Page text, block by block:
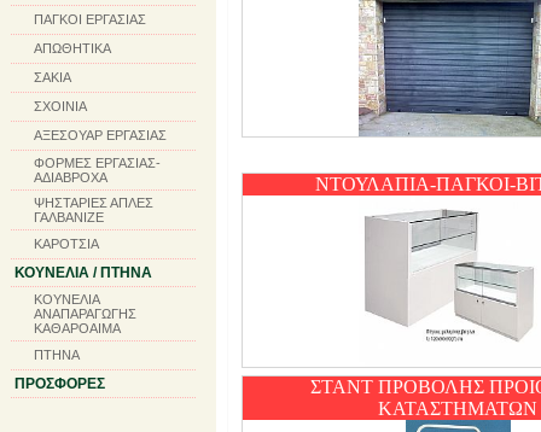
ΠΑΓΚΟΙ ΕΡΓΑΣΙΑΣ
ΑΠΩΘΗΤΙΚΑ
ΣΑΚΙΑ
ΣΧΟΙΝΙΑ
ΑΞΕΣΟΥΑΡ ΕΡΓΑΣΙΑΣ
ΦΟΡΜΕΣ ΕΡΓΑΣΙΑΣ-
ΑΔΙΑΒΡΟΧΑ
ΨΗΣΤΑΡΙΕΣ ΑΠΛΕΣ
ΓΑΛΒΑΝΙΖΕ
ΚΑΡΟΤΣΙΑ
ΚΟΥΝΕΛΙΑ / ΠΤΗΝΑ
ΚΟΥΝΕΛΙΑ
ΑΝΑΠΑΡΑΓΩΓΗΣ
ΚΑΘΑΡΟΑΙΜΑ
ΠΤΗΝΑ
ΠΡΟΣΦΟΡΕΣ
ΝΤΟΥΛΑΠΙΑ-ΠΑΓΚΟΙ-
ΣΤΑΝΤ ΠΡΟΒΟΛΗΣ
ΚΑΤΑΣΤΗΜΑΤΩΝ